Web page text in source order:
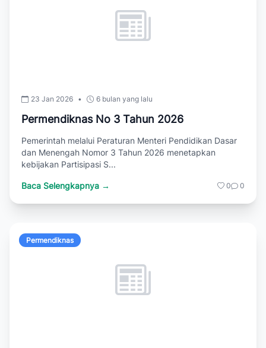
23 Jan 2026 • 6 bulan yang lalu
Permendiknas No 3 Tahun 2026
Pemerintah melalui Peraturan Menteri Pendidikan Dasar
dan Menengah Nomor 3 Tahun 2026 menetapkan
kebijakan Partisipasi S...
Baca Selengkapnya → 0 0
Permendiknas